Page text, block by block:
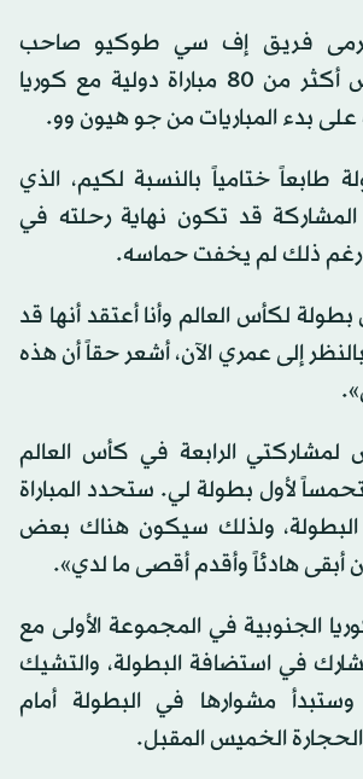
فريق إف سي طوكيو صاحب
الخبرة، الذي خاض أكثر من 80 مباراة دولية مع كوريا
على بدء المباريات من جو هيون وو.
طابعاً ختامياً بالنسبة لكيم، الذي
قد تكون نهاية رحلته في
رغم ذلك لم يخفت حماسه.
لكأس العالم وأنا أعتقد أنها قد
إلى عمري الآن، أشعر حقاً أن هذه
الرابعة في كأس العالم
لأول بطولة لي. ستحدد المباراة
البطولة، ولذلك سيكون هناك بعض
أبقى هادئاً وأقدم أقصى ما لدي».
الجنوبية في المجموعة الأولى مع
في استضافة البطولة، والتشيك
مشوارها في البطولة أمام
الخميس المقبل.